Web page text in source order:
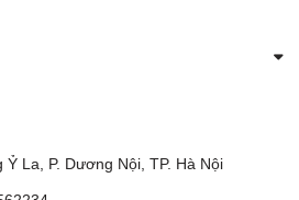
La, P. Dương Nội, TP. Hà Nội